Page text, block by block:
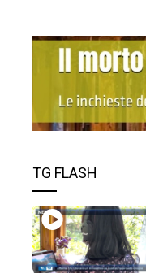
TG FLASH